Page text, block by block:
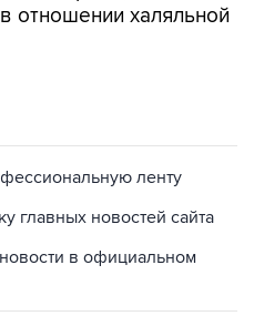
отношении халяльной
ленту
главных новостей сайта
в официальном